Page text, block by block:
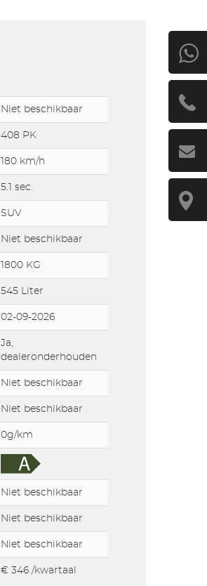
Niet beschikbaar
408 PK
180 km/h
5.1 sec.
SUV
Niet beschikbaar
1800 KG
545 Liter
02-09-2026
Ja,
dealeronderhouden
Niet beschikbaar
Niet beschikbaar
0g/km
Niet beschikbaar
Niet beschikbaar
Niet beschikbaar
€ 346 /kwartaal